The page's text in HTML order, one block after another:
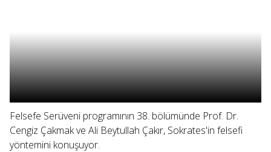
Felsefe Serüveni programının 38. bölümünde Prof. Dr.
Cengiz Çakmak ve Ali Beytullah Çakır, Sokrates'in felsefi
yöntemini konuşuyor.